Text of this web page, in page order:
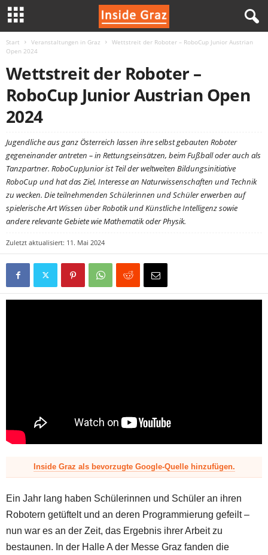
a
Start Veranstaltungen in Graz
Wettstreit der Roboter – RoboCup Junior Austrian
Open 2024
Wettstreit der Roboter –
RoboCup Junior Austrian Open
2024
Jugendliche aus ganz Österreich lassen ihre selbst gebauten Roboter
gegeneinander antreten – in Rettungseinsätzen, beim Fußball oder auch als
Tanzpartner. RoboCupJunior ist Teil der weltweiten Bildungsinitiative
RoboCup und hat das Ziel, Interesse an Naturwissenschaften und Technik
zu wecken. Die teilnehmenden Schülerinnen und Schüler erwerben auf
spielerische Art Wissen über Robotik und Künstliche Intelligenz sowie
andere relevante Gebiete wie Mathematik oder Physik.
Zuletzt aktualisiert: 11. Mai 2024
Inside Graz als bevorzugte Google-Quelle hinzufügen.
Ein Jahr lang haben Schülerinnen und Schüler an ihren
Robotern getüftelt und an deren Programmierung gefeilt –
nun war es an der Zeit, das Ergebnis ihrer Arbeit zu
bestaunen. In der Halle A der Messe Graz fanden die